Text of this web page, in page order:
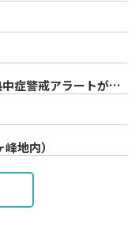
症警戒アラートが発
地内）